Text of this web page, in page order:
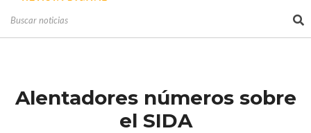
Alentadores números sobre
el SIDA